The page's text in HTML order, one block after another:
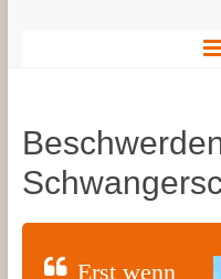
Erst wenn